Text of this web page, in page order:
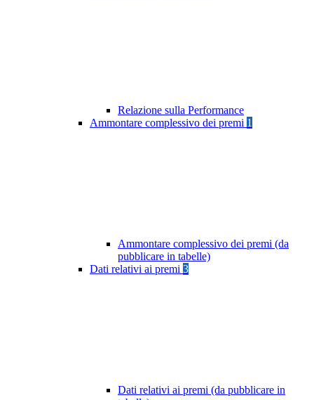
Relazione sulla Performance
Ammontare complessivo dei premi 1
Ammontare complessivo dei premi (da
pubblicare in tabelle)
Dati relativi ai premi 3
Dati relativi ai premi (da pubblicare in